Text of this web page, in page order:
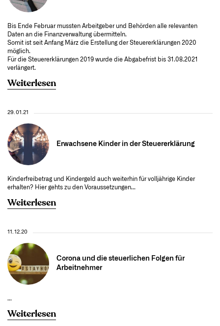
Bis Ende Februar mussten Arbeitgeber und Behörden alle relevanten
Daten an die Finanzverwaltung übermitteln.
Somit ist seit Anfang März die Erstellung der Steuererklärungen 2020
möglich.
Für die Steuererklärungen 2019 wurde die Abgabefrist bis 31.08.2021
verlängert.
Weiterlesen
29.01.21
Erwachsene Kinder in der Steuererklärung
Kinderfreibetrag und Kindergeld auch weiterhin für volljährige Kinder
erhalten? Hier gehts zu den Voraussetzungen...
Weiterlesen
11.12.20
Corona und die steuerlichen Folgen für
Arbeitnehmer
...
Weiterlesen